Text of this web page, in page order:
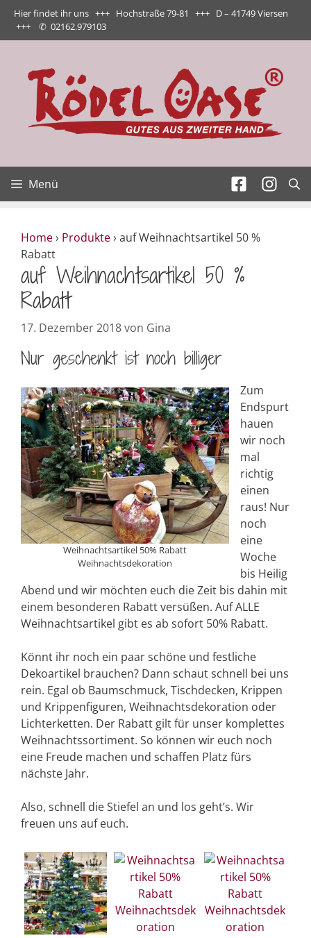
Zum
Inhalt
springen
Hier findet ihr uns +++ Hochstraße 79-81 +++ D – 41749 Viersen
+++ ✆ 02162.979103
Menü
Home› Produkte› auf Weihnachtsartikel 50 %
Rabatt
auf Weihnachtsartikel 50 %
Rabatt
17. Dezember 2018von Gina
Nur geschenkt ist noch billiger
Weihnachtsartikel 50% Rabatt
Weihnachtsdekoration
Zum
Endspurt
hauen
wir noch
mal
richtig
einen
raus! Nur
noch
eine
Woche
bis Heilig
Abend und wir möchten euch die Zeit bis dahin mit
einem besonderen Rabatt versüßen. Auf ALLE
Weihnachtsartikel gibt es ab sofort 50% Rabatt.
Könnt ihr noch ein paar schöne und festliche
Dekoartikel brauchen? Dann schaut schnell bei uns
rein. Egal ob Baumschmuck, Tischdecken, Krippen
und Krippenfiguren, Weihnachtsdekoration oder
Lichterketten. Der Rabatt gilt für unser komplettes
Weihnachtssortiment. So können wir euch noch
eine Freude machen und schaffen Platz fürs
nächste Jahr.
Also, schnell die Stiefel an und los geht’s. Wir
freuen uns auf euch.